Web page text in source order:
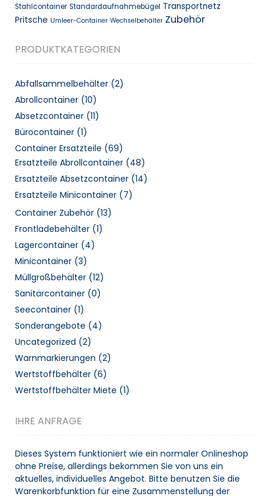
Stahlcontainer Standardaufnahmebügel Transportnetz
Pritsche Umleer-Container Wechselbehälter Zubehör
PRODUKTKATEGORIEN
Abfallsammelbehälter (2)
Abrollcontainer (10)
Absetzcontainer (11)
Bürocontainer (1)
Container Ersatzteile (69)
Ersatzteile Abrollcontainer (48)
Ersatzteile Absetzcontainer (14)
Ersatzteile Minicontainer (7)
Container Zubehör (13)
Frontladebehälter (1)
Lagercontainer (4)
Minicontainer (3)
Müllgroßbehälter (12)
Sanitärcontainer (0)
Seecontainer (1)
Sonderangebote (4)
Uncategorized (2)
Warnmarkierungen (2)
Wertstoffbehälter (6)
Wertstoffbehälter Miete (1)
IHRE ANFRAGE
Dieses System funktioniert wie ein normaler Onlineshop
ohne Preise, allerdings bekommen Sie von uns ein
aktuelles, individuelles Angebot. Bitte benutzen Sie die
Warenkorbfunktion für eine Zusammenstellung der